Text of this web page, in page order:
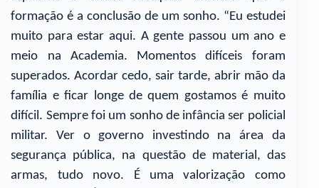
formação é a conclusão de um sonho. “Eu estudei
muito para estar aqui. A gente passou um ano e
meio na Academia. Momentos difíceis foram
superados. Acordar cedo, sair tarde, abrir mão da
família e ficar longe de quem gostamos é muito
difícil. Sempre foi um sonho de infância ser policial
militar. Ver o governo investindo na área da
segurança pública, na questão de material, das
armas, tudo novo. É uma valorização como